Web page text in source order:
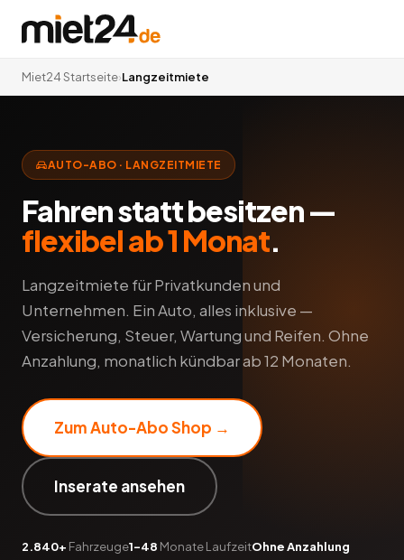
Miet24 Startseite›Langzeitmiete
AUTO-ABO · LANGZEITMIETE
Fahren statt besitzen —
flexibel ab 1 Monat.
Langzeitmiete für Privatkunden und
Unternehmen. Ein Auto, alles inklusive —
Versicherung, Steuer, Wartung und Reifen. Ohne
Anzahlung, monatlich kündbar ab 12 Monaten.
Zum Auto-Abo Shop →
Inserate ansehen
2.840+ Fahrzeuge1–48 Monate LaufzeitOhne Anzahlung